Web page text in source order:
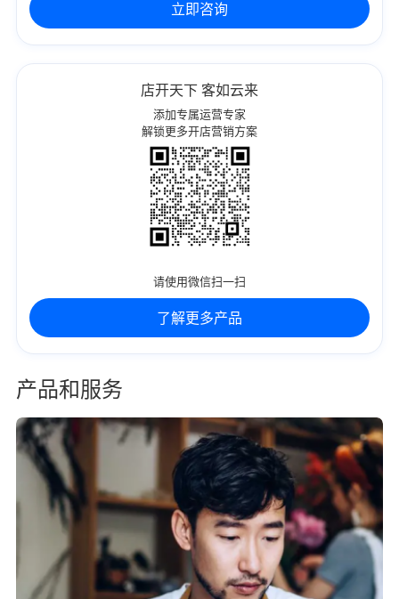
立即咨询
店开天下 客如云来
添加专属运营专家
解锁更多开店营销方案
请使用微信扫一扫
了解更多产品
产品和服务